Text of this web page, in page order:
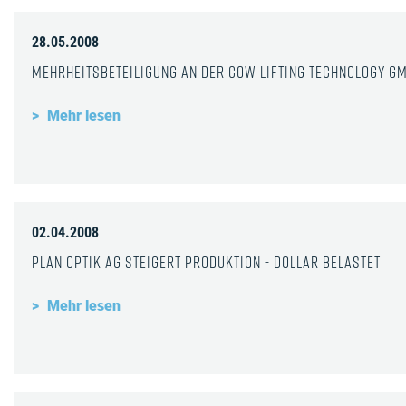
28.05.2008
Mehrheitsbeteiligung an der COW lifting technology
Mehr lesen
02.04.2008
Plan Optik AG steigert Produktion - Dollar belastet
Mehr lesen